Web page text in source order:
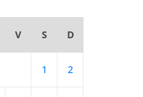
V S D
1 2